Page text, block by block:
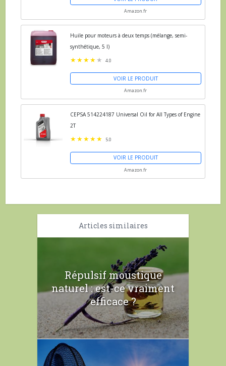
Amazon.fr
Huile pour moteurs à deux temps (mélange, semi-
synthétique, 5 l)
4.0
VOIR LE PRODUIT
Amazon.fr
CEPSA 514224187 Universal Oil for All Types of Engine
2T
5.0
VOIR LE PRODUIT
Amazon.fr
Articles similaires
Répulsif moustique
naturel : est-ce vraiment
efficace ?